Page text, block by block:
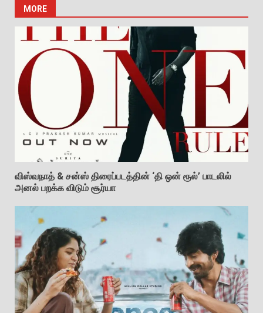
MORE
விஸ்வநாத் & சன்ஸ் திரைப்படத்தின் ‘தி ஒன் ரூல்’ பாடலில்
அனல் பறக்க விடும் சூர்யா